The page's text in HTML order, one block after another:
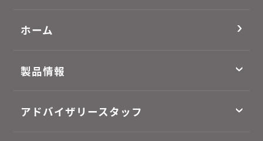
ホーム
製品情報
アドバイザリースタッフ